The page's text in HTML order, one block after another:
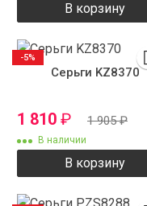
В корзину
Серьги KZ8370
1 810 ₽ 1 905₽
В наличии
В корзину
-5%